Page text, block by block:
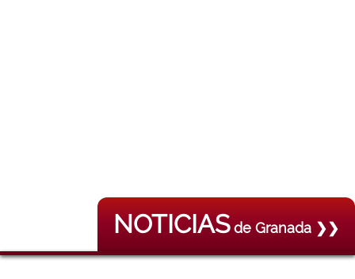
NOTICIASde Granada ❯❯